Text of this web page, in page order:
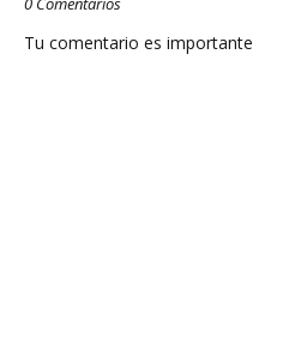
Tu comentario es importante